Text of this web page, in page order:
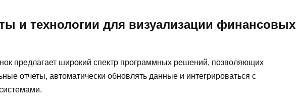
и технологии для визуализации финансовых
предлагает широкий спектр программных решений, позволяющих
отчеты, автоматически обновлять данные и интегрироваться с